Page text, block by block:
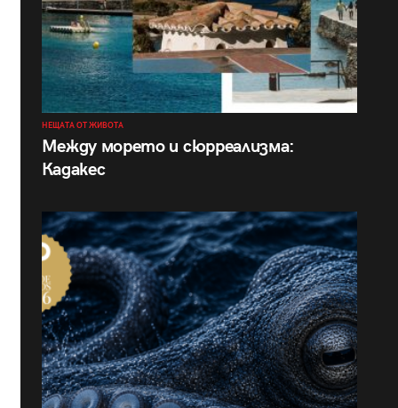
НЕЩАТА ОТ ЖИВОТА
Между морето и сюрреализма:
Кадакес